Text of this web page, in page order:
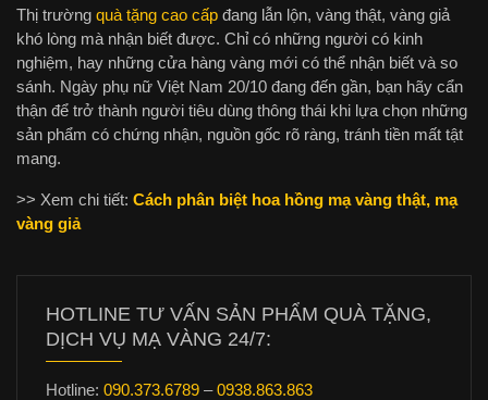
Thị trường quà tặng cao cấp đang lẫn lộn, vàng thật, vàng giả
khó lòng mà nhận biết được. Chỉ có những người có kinh
nghiệm, hay những cửa hàng vàng mới có thể nhận biết và so
sánh. Ngày phụ nữ Việt Nam 20/10 đang đến gần, bạn hãy cẩn
thận để trở thành người tiêu dùng thông thái khi lựa chọn những
sản phẩm có chứng nhận, nguồn gốc rõ ràng, tránh tiền mất tật
mang.
>> Xem chi tiết: Cách phân biệt hoa hồng mạ vàng thật, mạ
vàng giả
HOTLINE TƯ VẤN SẢN PHẨM QUÀ TẶNG,
DỊCH VỤ MẠ VÀNG 24/7:
Hotline: 090.373.6789 –0938.863.863